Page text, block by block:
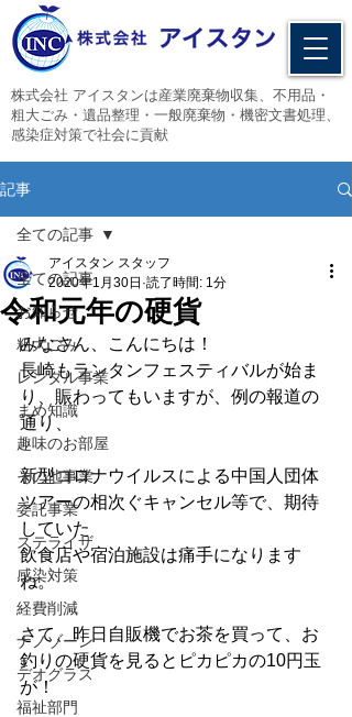
​株式会社 アイスタンは産業廃棄物収集、不用品・
粗大ごみ・遺品整理・一般廃棄物・機密文書処理、
感染症対策で社会に貢献
記事
全ての記事
お知らせ
粗大ごみ
レンタル事業
まめ知識
趣味のお部屋
その他事業
委託事業
ステライザ
感染対策
経費削減
ナノゾーン
デオグラス
福祉部門
全ての記事
令和元年の硬貨
アイスタン スタッフ
2020年1月30日 読了時間: 1分
みなさん、こんにちは！
長崎もランタンフェスティバルが始ま
り、賑わってもいますが、例の報道の
通り、
新型コロナウイルスによる中国人団体
ツアーの相次ぐキャンセル等で、期待
していた
飲食店や宿泊施設は痛手になります
ね。
さて、昨日自販機でお茶を買って、お
釣りの硬貨を見るとピカピカの10円玉
が！